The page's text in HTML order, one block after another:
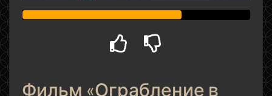
Фильм «Ограбление в